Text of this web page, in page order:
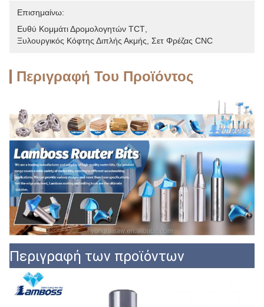
Επισημαίνω:
Ευθύ Κομμάτι Δρομολογητών TCT
Ξυλουργικός Κόφτης Διπλής Ακμής Σετ Φρέζας CNC
Περιγραφή Του Προϊόντος
Περιγραφή των προϊόντων